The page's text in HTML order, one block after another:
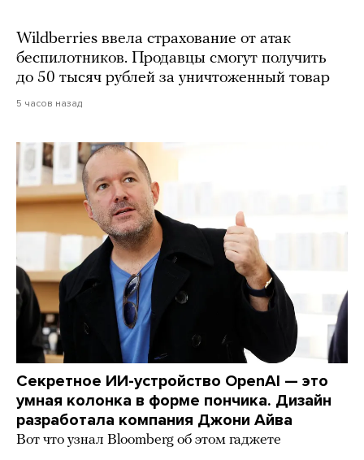
Wildberries ввела страхование от атак
беспилотников. Продавцы смогут получить
до 50 тысяч рублей за уничтоженный товар
5 часов назад
Секретное ИИ-устройство OpenAI — это
умная колонка в форме пончика. Дизайн
разработала компания Джони Айва
Вот что узнал Bloomberg об этом гаджете